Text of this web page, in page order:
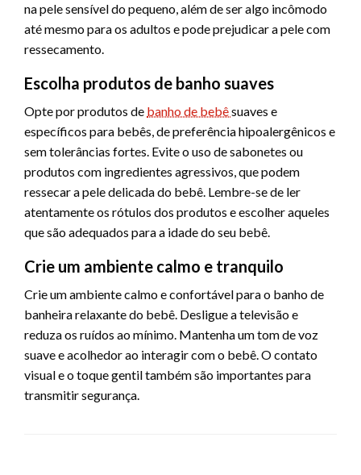
na pele sensível do pequeno, além de ser algo incômodo
até mesmo para os adultos e pode prejudicar a pele com
ressecamento.
Escolha produtos de banho suaves
Opte por produtos de banho de bebêsuaves e
específicos para bebês, de preferência hipoalergênicos e
sem tolerâncias fortes. Evite o uso de sabonetes ou
produtos com ingredientes agressivos, que podem
ressecar a pele delicada do bebê. Lembre-se de ler
atentamente os rótulos dos produtos e escolher aqueles
que são adequados para a idade do seu bebê.
Crie um ambiente calmo e tranquilo
Crie um ambiente calmo e confortável para o banho de
banheira relaxante do bebê. Desligue a televisão e
reduza os ruídos ao mínimo. Mantenha um tom de voz
suave e acolhedor ao interagir com o bebê. O contato
visual e o toque gentil também são importantes para
transmitir segurança.